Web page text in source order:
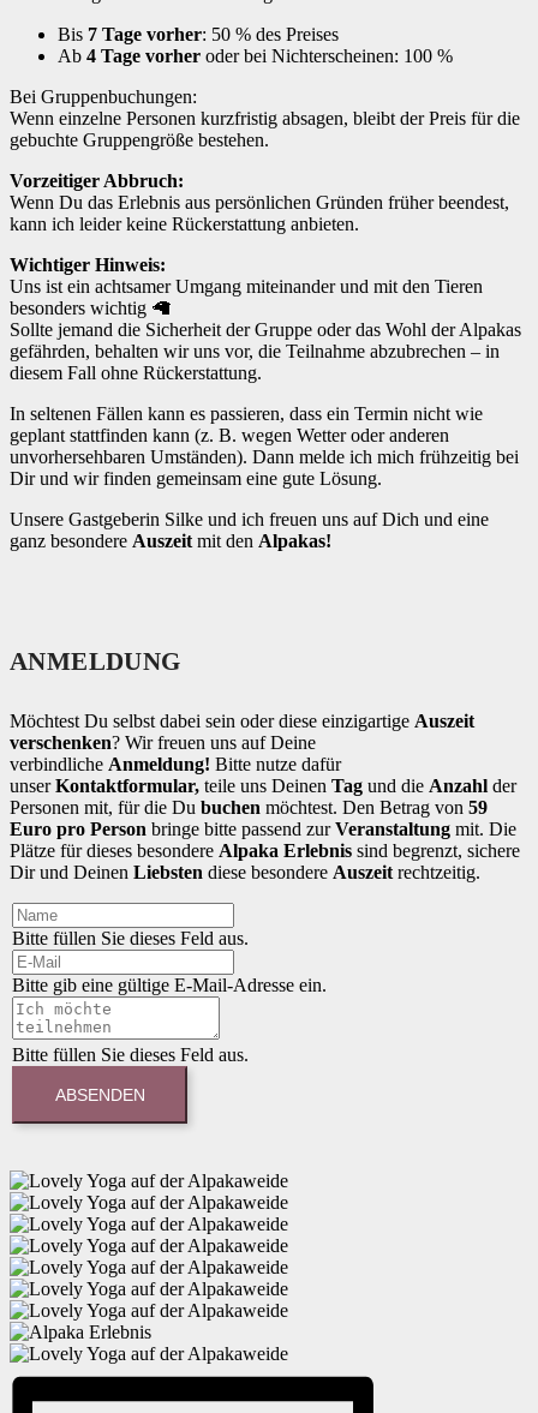
Bis 7 Tage vorher: 50 % des Preises
Ab 4 Tage vorher oder bei Nichterscheinen: 100 %
Bei Gruppenbuchungen:
Wenn einzelne Personen kurzfristig absagen, bleibt der Preis für die
gebuchte Gruppengröße bestehen.
Vorzeitiger Abbruch:
Wenn Du das Erlebnis aus persönlichen Gründen früher beendest,
kann ich leider keine Rückerstattung anbieten.
Wichtiger Hinweis:
Uns ist ein achtsamer Umgang miteinander und mit den Tieren
besonders wichtig 🦙
Sollte jemand die Sicherheit der Gruppe oder das Wohl der Alpakas
gefährden, behalten wir uns vor, die Teilnahme abzubrechen – in
diesem Fall ohne Rückerstattung.
In seltenen Fällen kann es passieren, dass ein Termin nicht wie
geplant stattfinden kann (z. B. wegen Wetter oder anderen
unvorhersehbaren Umständen). Dann melde ich mich frühzeitig bei
Dir und wir finden gemeinsam eine gute Lösung.
Unsere Gastgeberin Silke und ich freuen uns auf Dich und eine
ganz besondere Auszeit mit den Alpakas!
ANMELDUNG
Möchtest Du selbst dabei sein oder diese einzigartige Auszeit
verschenken? Wir freuen uns auf Deine
verbindliche Anmeldung! Bitte nutze dafür
unserKontaktformular, teile uns Deinen Tag und die Anzahl der
Personen mit, für die Du buchen möchtest. Den Betrag von 59
Euro pro Person bringe bitte passend zurVeranstaltung mit. Die
Plätze für dieses besondere Alpaka Erlebnis sind begrenzt, sichere
Dir und Deinen Liebsten diese besondere Auszeit rechtzeitig.
Bitte füllen Sie dieses Feld aus.
Bitte gib eine gültige E-Mail-Adresse ein.
Bitte füllen Sie dieses Feld aus.
ABSENDEN